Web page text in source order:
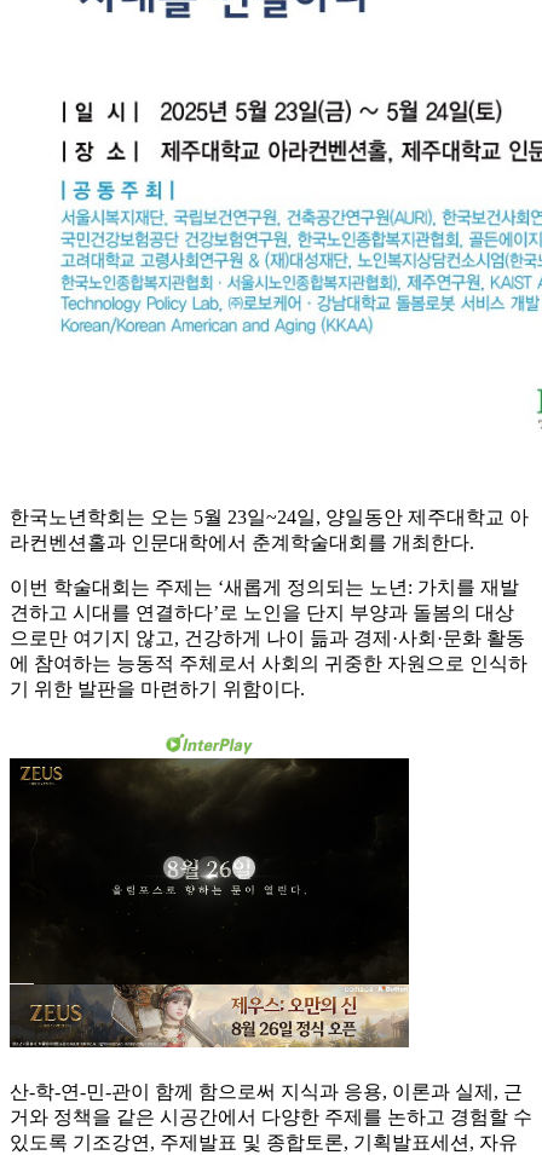
한국노년학회는 오는 5월 23일~24일, 양일동안 제주대학교 아
라컨벤션홀과 인문대학에서 춘계학술대회를 개최한다.
이번 학술대회는 주제는 ‘새롭게 정의되는 노년: 가치를 재발
견하고 시대를 연결하다’로 노인을 단지 부양과 돌봄의 대상
으로만 여기지 않고, 건강하게 나이 듦과 경제·사회·문화 활동
에 참여하는 능동적 주체로서 사회의 귀중한 자원으로 인식하
기 위한 발판을 마련하기 위함이다.
산-학-연-민-관이 함께 함으로써 지식과 응용, 이론과 실제, 근
거와 정책을 같은 시공간에서 다양한 주제를 논하고 경험할 수
있도록 기조강연, 주제발표 및 종합토론, 기획발표세션, 자유